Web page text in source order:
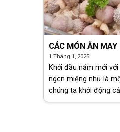
CÁC MÓN ĂN MAY
NĂM MỚI
1 Tháng 1, 2025
Khởi đầu năm mới
ngon miệng như là
chúng ta khởi động
hơn. Đầu năm ăn gì